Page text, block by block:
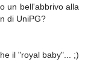
un bell'abbrivo alla
di UniPG?
il "royal baby"... ;)